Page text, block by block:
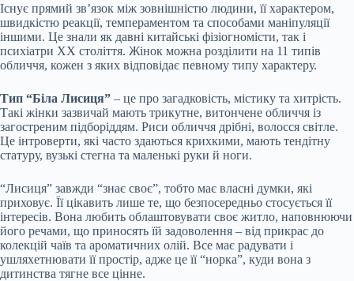
Існує прямий зв’язок між зовнішністю людини, її характером,
швидкістю реакції, темпераментом та способами маніпуляції
іншими. Це знали як давні китайські фізіогномісти, так і
психіатри ХХ століття. Жінок можна розділити на 11 типів
обличчя, кожен з яких відповідає певному типу характеру.
Тип “Біла Лисиця” – це про загадковість, містику та хитрість.
Такі жінки зазвичай мають трикутне, витончене обличчя із
загостреним підборіддям. Риси обличчя дрібні, волосся світле.
Це інтроверти, які часто здаються крихкими, мають тендітну
статуру, вузькі стегна та маленькі руки й ноги.
“Лисиця” завжди “знає своє”, тобто має власні думки, які
приховує. Її цікавить лише те, що безпосередньо стосується її
інтересів. Вона любить облаштовувати своє житло, наповнюючи
його речами, що приносять їй задоволення – від прикрас до
колекцій чаїв та ароматичних олій. Все має радувати і
ушляхетнювати її простір, адже це її “норка”, куди вона з
дитинства тягне все цінне.